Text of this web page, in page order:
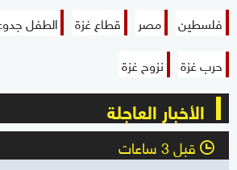
فلسطين مصر قطاع غزة الطفل
حرب غزة
نزوح غزة
الأخبار العاجلة
l قبل 3 ساعات